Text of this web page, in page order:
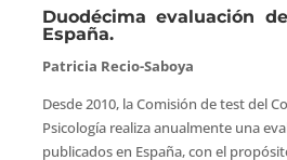
Duodécima evaluación
España.
Patricia Recio-Saboya
Desde 2010, la Comisión de test del
Psicología realiza anualmente una
publicados en España, con el